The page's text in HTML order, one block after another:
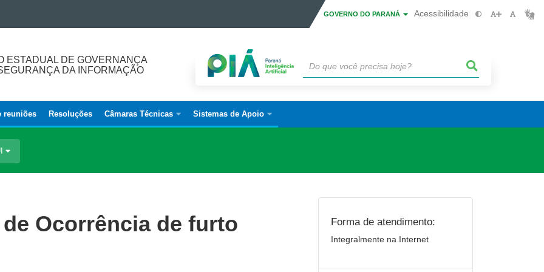
GOVERNO DO PARANÁ Acessibilidade
ESTADUAL DE GOVERNANÇA
DA INFORMAÇÃO
reuniões Resoluções Câmaras Técnicas Sistemas de Apoio
Ocorrência de furto Forma de atendimento:
Integralmente na Internet